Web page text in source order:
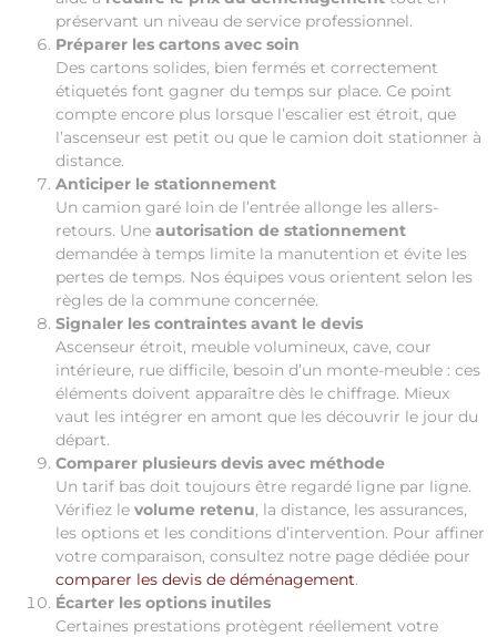
préservant un niveau de service professionnel.
Préparer les cartons avec soin
Des cartons solides, bien fermés et correctement
étiquetés font gagner du temps sur place. Ce point
compte encore plus lorsque l’escalier est étroit, que
l’ascenseur est petit ou que le camion doit stationner à
distance.
Anticiper le stationnement
Un camion garé loin de l’entrée allonge les allers-
retours. Une autorisation de stationnement
demandée à temps limite la manutention et évite les
pertes de temps. Nos équipes vous orientent selon les
règles de la commune concernée.
Signaler les contraintes avant le devis
Ascenseur étroit, meuble volumineux, cave, cour
intérieure, rue difficile, besoin d’un monte-meuble : ces
éléments doivent apparaître dès le chiffrage. Mieux
vaut les intégrer en amont que les découvrir le jour du
départ.
Comparer plusieurs devis avec méthode
Un tarif bas doit toujours être regardé ligne par ligne.
Vérifiez le volume retenu, la distance, les assurances,
les options et les conditions d’intervention. Pour affiner
votre comparaison, consultez notre page dédiée pour
comparer les devis de déménagement.
Écarter les options inutiles
Certaines prestations protègent réellement votre